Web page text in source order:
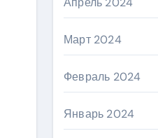
Март 2024
Февраль 2024
Январь 2024